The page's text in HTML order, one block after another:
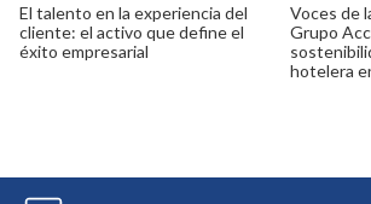
El talento en la experiencia del
cliente: el activo que define el
éxito empresarial
Voces de
Grupo
hotelera